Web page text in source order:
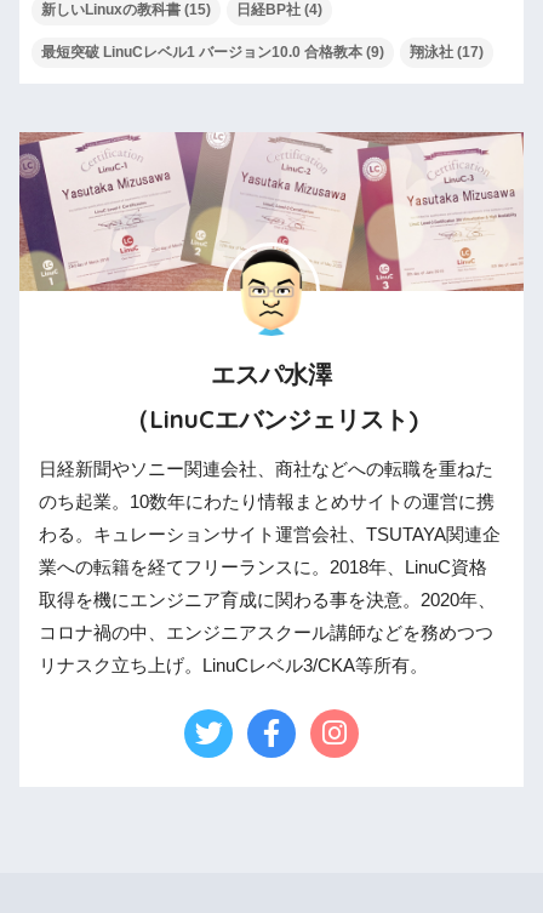
新しいLinuxの教科書 (15) 日経BP社 (4)
最短突破 LinuCレベル1 バージョン10.0 合格教本 (9) 翔泳社 (17)
エスパ水澤
（LinuCエバンジェリスト)
日経新聞やソニー関連会社、商社などへの転職を重ねた
のち起業。10数年にわたり情報まとめサイトの運営に携
わる。キュレーションサイト運営会社、TSUTAYA関連企
業への転籍を経てフリーランスに。2018年、LinuC資格
取得を機にエンジニア育成に関わる事を決意。2020年、
コロナ禍の中、エンジニアスクール講師などを務めつつ
リナスク立ち上げ。LinuCレベル3/CKA等所有。